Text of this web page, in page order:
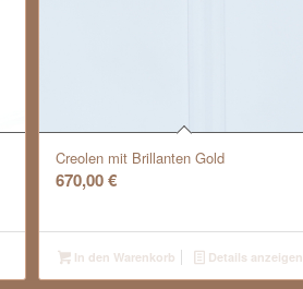
Creolen mit Brillanten Gold
670,00€
In den Warenkorb Details anzeigen